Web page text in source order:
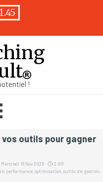
!
outils pour gagner
Mercredi 18 Nov 2020 ·
2:00
performance optimisation outils de gestion